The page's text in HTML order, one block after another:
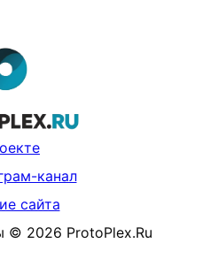
канал
сайта
© 2026 ProtoPlex.Ru